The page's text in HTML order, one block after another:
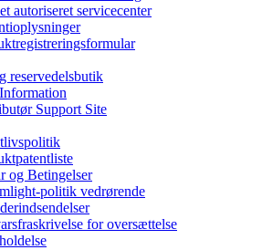
autoriseret servicecenter
reservedelsbutik
Support Site
og Betingelser
politik vedrørende
for oversættelse